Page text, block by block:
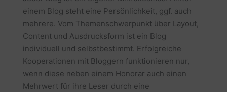
einem Blog steht eine Persönlichkeit, ggf. auch
mehrere. Vom Themenschwerpunkt über Layout,
Content und Ausdrucksform ist ein Blog
individuell und selbstbestimmt. Erfolgreiche
Kooperationen mit Bloggern funktionieren nur,
wenn diese neben einem Honorar auch einen
Mehrwert für ihre Leser durch eine